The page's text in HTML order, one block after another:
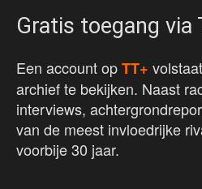
Gratis toegang via
Een account opTT+
archief te bekijken. Naast
interviews,
van de meest invloedrijke
voorbije 30 jaar.